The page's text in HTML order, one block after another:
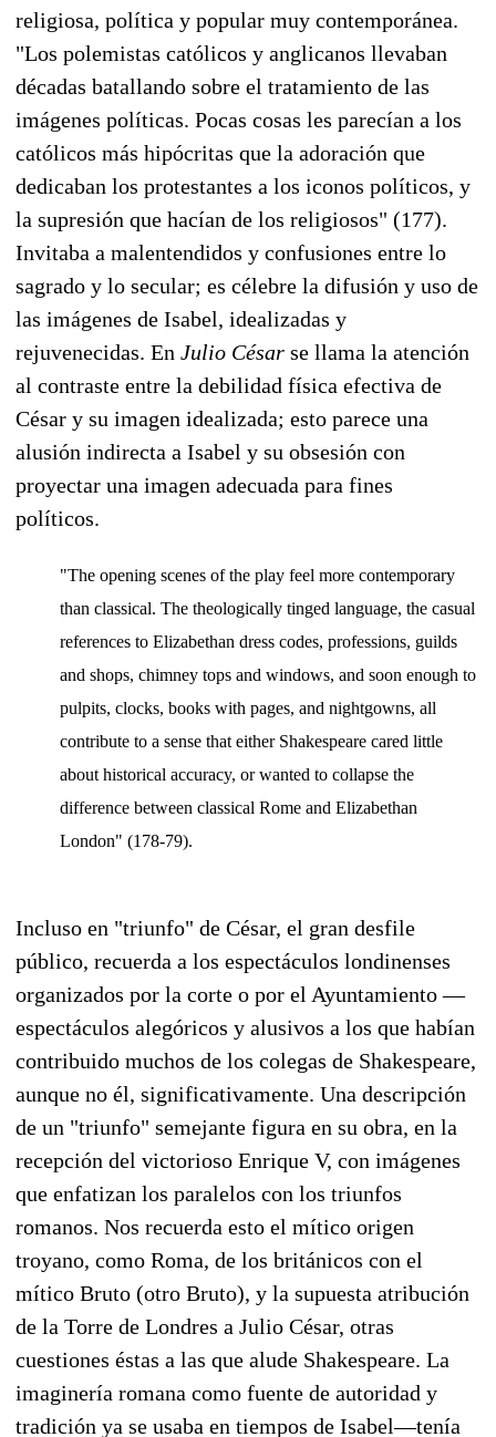
religiosa, política y popular muy contemporánea.
"Los polemistas católicos y anglicanos llevaban
décadas batallando sobre el tratamiento de las
imágenes políticas. Pocas cosas les parecían a los
católicos más hipócritas que la adoración que
dedicaban los protestantes a los iconos políticos, y
la supresión que hacían de los religiosos" (177).
Invitaba a malentendidos y confusiones entre lo
sagrado y lo secular; es célebre la difusión y uso de
las imágenes de Isabel, idealizadas y
rejuvenecidas. En Julio César se llama la atención
al contraste entre la debilidad física efectiva de
César y su imagen idealizada; esto parece una
alusión indirecta a Isabel y su obsesión con
proyectar una imagen adecuada para fines
políticos.
"The opening scenes of the play feel more contemporary
than classical. The theologically tinged language, the casual
references to Elizabethan dress codes, professions, guilds
and shops, chimney tops and windows, and soon enough to
pulpits, clocks, books with pages, and nightgowns, all
contribute to a sense that either Shakespeare cared little
about historical accuracy, or wanted to collapse the
difference between classical Rome and Elizabethan
London" (178-79).
Incluso en "triunfo" de César, el gran desfile
público, recuerda a los espectáculos londinenses
organizados por la corte o por el Ayuntamiento —
espectáculos alegóricos y alusivos a los que habían
contribuido muchos de los colegas de Shakespeare,
aunque no él, significativamente. Una descripción
de un "triunfo" semejante figura en su obra, en la
recepción del victorioso Enrique V, con imágenes
que enfatizan los paralelos con los triunfos
romanos. Nos recuerda esto el mítico origen
troyano, como Roma, de los británicos con el
mítico Bruto (otro Bruto), y la supuesta atribución
de la Torre de Londres a Julio César, otras
cuestiones éstas a las que alude Shakespeare. La
imaginería romana como fuente de autoridad y
tradición ya se usaba en tiempos de Isabel—tenía